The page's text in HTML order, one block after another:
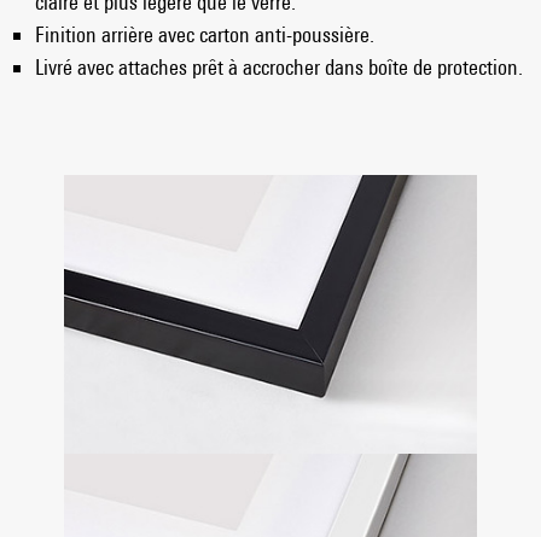
Finition arrière avec carton anti-poussière.
Livré avec attaches prêt à accrocher dans boîte de protection.